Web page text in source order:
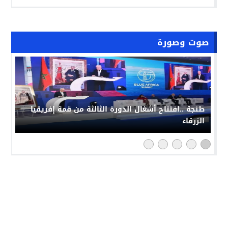
صوت وصورة
طنجة ..افتتاح أشغال الدورة الثالثة من قمة إفريقيا
الزرقاء